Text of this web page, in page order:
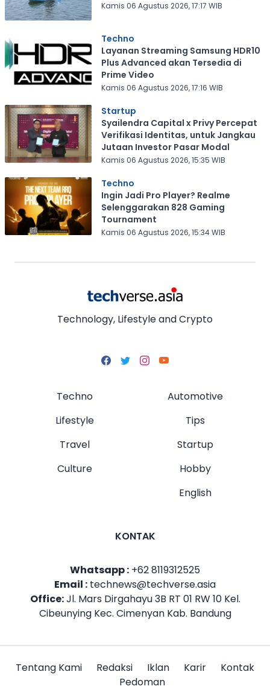
Kamis 06 Agustus 2026, 17:17 WIB
Techno
Layanan Streaming Samsung HDR10
Plus Advanced akan Tersedia di
Prime Video
Kamis 06 Agustus 2026, 17:16 WIB
Startup
Syailendra Capital x Privy Percepat
Verifikasi Identitas, untuk Jangkau
Jutaan Investor Pasar Modal
Kamis 06 Agustus 2026, 15:35 WIB
Techno
Ingin Jadi Pro Player? Realme
Selenggarakan 828 Gaming
Tournament
Kamis 06 Agustus 2026, 15:34 WIB
Technology, Lifestyle and Crypto
Techno
Lifestyle
Travel
Culture
Automotive
Tips
Startup
Hobby
English
KONTAK
Whatsapp : +62 8119312525
Email : technews@techverse.asia
Office:Jl. Mars Dirgahayu 3B RT 01 RW 10 Kel.
Cibeunying Kec. Cimenyan Kab. Bandung
Tentang Kami Redaksi Iklan Karir
Kontak
Pedoman